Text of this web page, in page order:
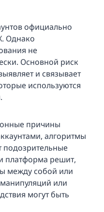
официально
Однако
не
Основной риск
и связывает
используются
причины
алгоритмы
подозрительные
платформа решит,
между собой или
или
могут быть